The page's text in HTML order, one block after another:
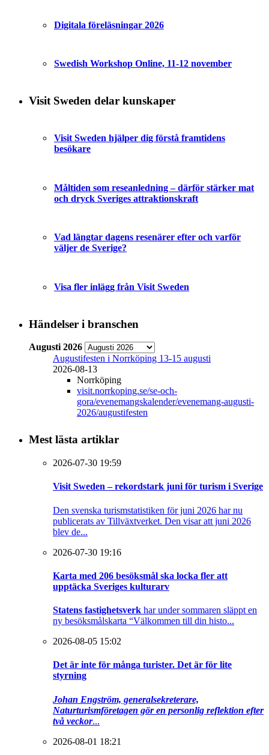
Digitala föreläsningar 2026
Swedish Workshop Online, 11-12 november
Visit Sweden delar kunskaper
Visit Sweden hjälper dig förstå framtidens
besökare
Måltiden som reseanledning – därför stärker mat
och dryck Sveriges attraktionskraft
Vad längtar dagens resenärer efter och varför
väljer de Sverige?
Visa fler inlägg från Visit Sweden
Händelser i branschen
Augusti 2026
Augustifesten i Norrköping 13-15 augusti
2026-08-13
Norrköping
visit.norrkoping.se/se-och-
gora/evenemangskalender/evenemang-augusti-
2026/augustifesten
Mest lästa artiklar
2026-07-30 19:59
Visit Sweden – rekordstark juni för turism i Sverige
Den svenska turismstatistiken för juni 2026 har nu
publicerats av Tillväxtverket. Den visar att juni 2026
blev de...
2026-07-30 19:16
Karta med 206 besöksmål ska locka fler att
upptäcka Sveriges kulturarv
Statens fastighetsverk har under sommaren släppt en
ny besöksmålskarta “Välkommen till din histo...
2026-08-05 15:02
Det är inte för många turister. Det är för lite
styrning
Johan Engström, generalsekreterare,
Naturturismföretagen gör en personlig reflektion efter
två veckor...
2026-08-01 18:21